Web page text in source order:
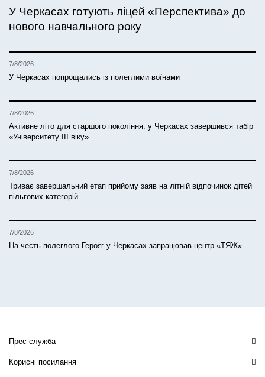
У Черкасах готують ліцей «Перспектива» до
нового навчального року
7/8/2026
У Черкасах попрощались із полеглими воїнами
7/8/2026
Активне літо для старшого покоління: у Черкасах завершився табір
«Університету ІІІ віку»
7/8/2026
Триває завершальний етап прийому заяв на літній відпочинок дітей
пільгових категорій
7/8/2026
На честь полеглого Героя: у Черкасах запрацював центр «ТЯЖ»
Прес-служба
Корисні посилання